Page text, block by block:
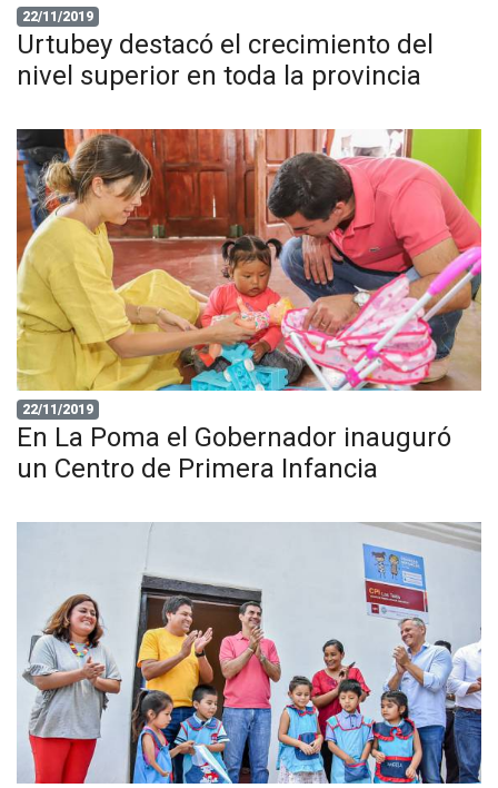
22/11/2019
Urtubey destacó el crecimiento del
nivel superior en toda la provincia
22/11/2019
En La Poma el Gobernador inauguró
un Centro de Primera Infancia